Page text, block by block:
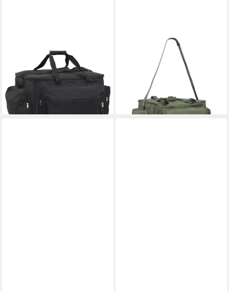
Sporttasche 70 x 35 x 35 cm
Angeltasche Wasserdicht
Schwarz Oxford-Gewebe
60,45 €
leider ausverkauft
Sporttasche 70 x 35 x 35 cm
Angeltasche Wasserdicht
Dunkelgrün Oxford-Gewebe
ab 36,99 €
lieferbar - in 4-5 Werktagen bei dir